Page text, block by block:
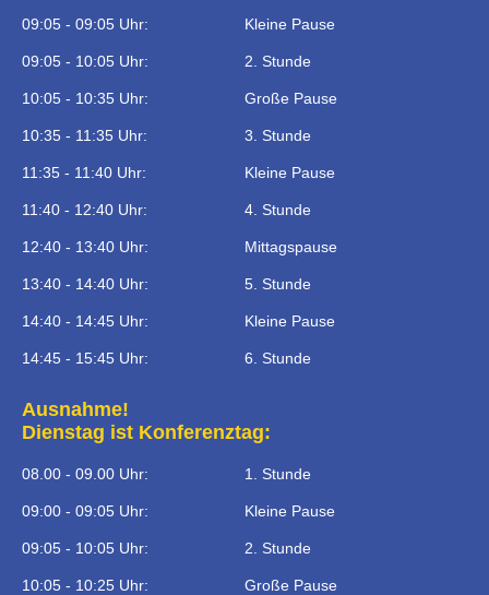
09:05 - 09:05 Uhr: Kleine Pause
09:05 - 10:05 Uhr: 2. Stunde
10:05 - 10:35 Uhr: Große Pause
10:35 - 11:35 Uhr: 3. Stunde
11:35 - 11:40 Uhr: Kleine Pause
11:40 - 12:40 Uhr: 4. Stunde
12:40 - 13:40 Uhr: Mittagspause
13:40 - 14:40 Uhr: 5. Stunde
14:40 - 14:45 Uhr: Kleine Pause
14:45 - 15:45 Uhr: 6. Stunde
Ausnahme!
Dienstag ist Konferenztag:
08.00 - 09.00 Uhr: 1. Stunde
09:00 - 09:05 Uhr: Kleine Pause
09:05 - 10:05 Uhr: 2. Stunde
10:05 - 10:25 Uhr: Große Pause